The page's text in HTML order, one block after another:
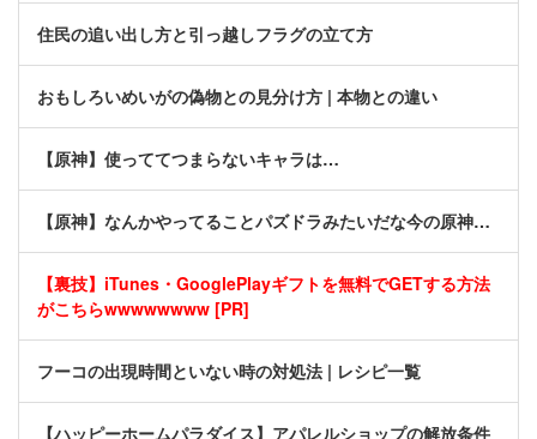
住民の追い出し方と引っ越しフラグの立て方
おもしろいめいがの偽物との見分け方 | 本物との違い
【原神】使っててつまらないキャラは…
【原神】なんかやってることパズドラみたいだな今の原神…
【裏技】iTunes・GooglePlayギフトを無料でGETする方法
がこちらwwwwwwww [PR]
フーコの出現時間といない時の対処法 | レシピ一覧
【ハッピーホームパラダイス】アパレルショップの解放条件